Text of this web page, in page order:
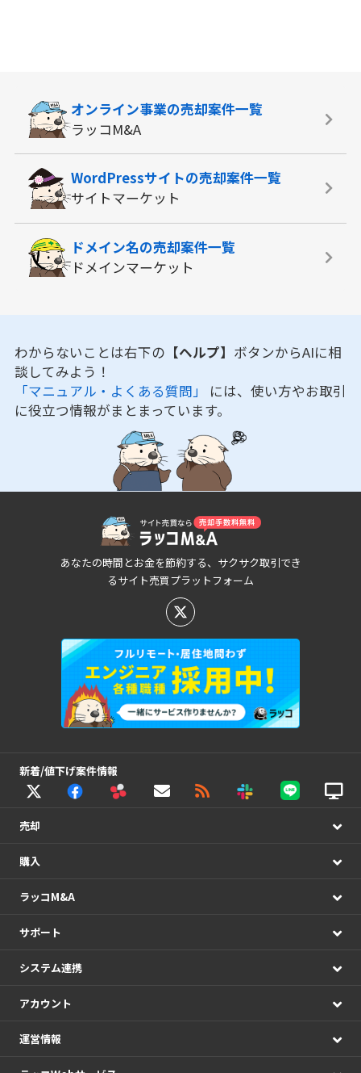
オンライン事業の売却案件一覧
ラッコM&A
WordPressサイトの売却案件一覧
サイトマーケット
ドメイン名の売却案件一覧
ドメインマーケット
わからないことは右下の 【ヘルプ】 ボタンからAIに相
談してみよう！
「マニュアル・よくある質問」 には、使い方やお取引
に役立つ情報がまとまっています。
あなたの時間とお金を節約する、サクサク取引でき
るサイト売買プラットフォーム
新着/値下げ案件情報
売却
購入
ラッコM&A
サポート
システム連携
アカウント
運営情報